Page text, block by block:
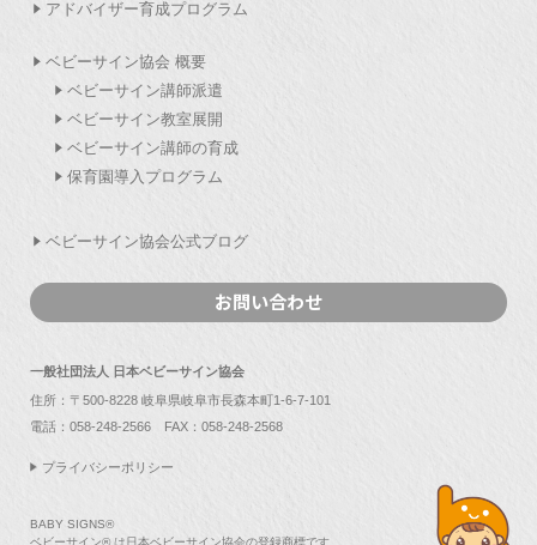
アドバイザー育成プログラム
ベビーサイン協会 概要
ベビーサイン講師派遣
ベビーサイン教室展開
ベビーサイン講師の育成
保育園導入プログラム
ベビーサイン協会公式ブログ
お問い合わせ
一般社団法人 日本ベビーサイン協会
住所：〒500-8228 岐阜県岐阜市長森本町1-6-7-101
電話： 058-248-2566 FAX：058-248-2568
プライバシーポリシー
BABY SIGNS®
ベビーサイン® は日本ベビーサイン協会の登録商標です。